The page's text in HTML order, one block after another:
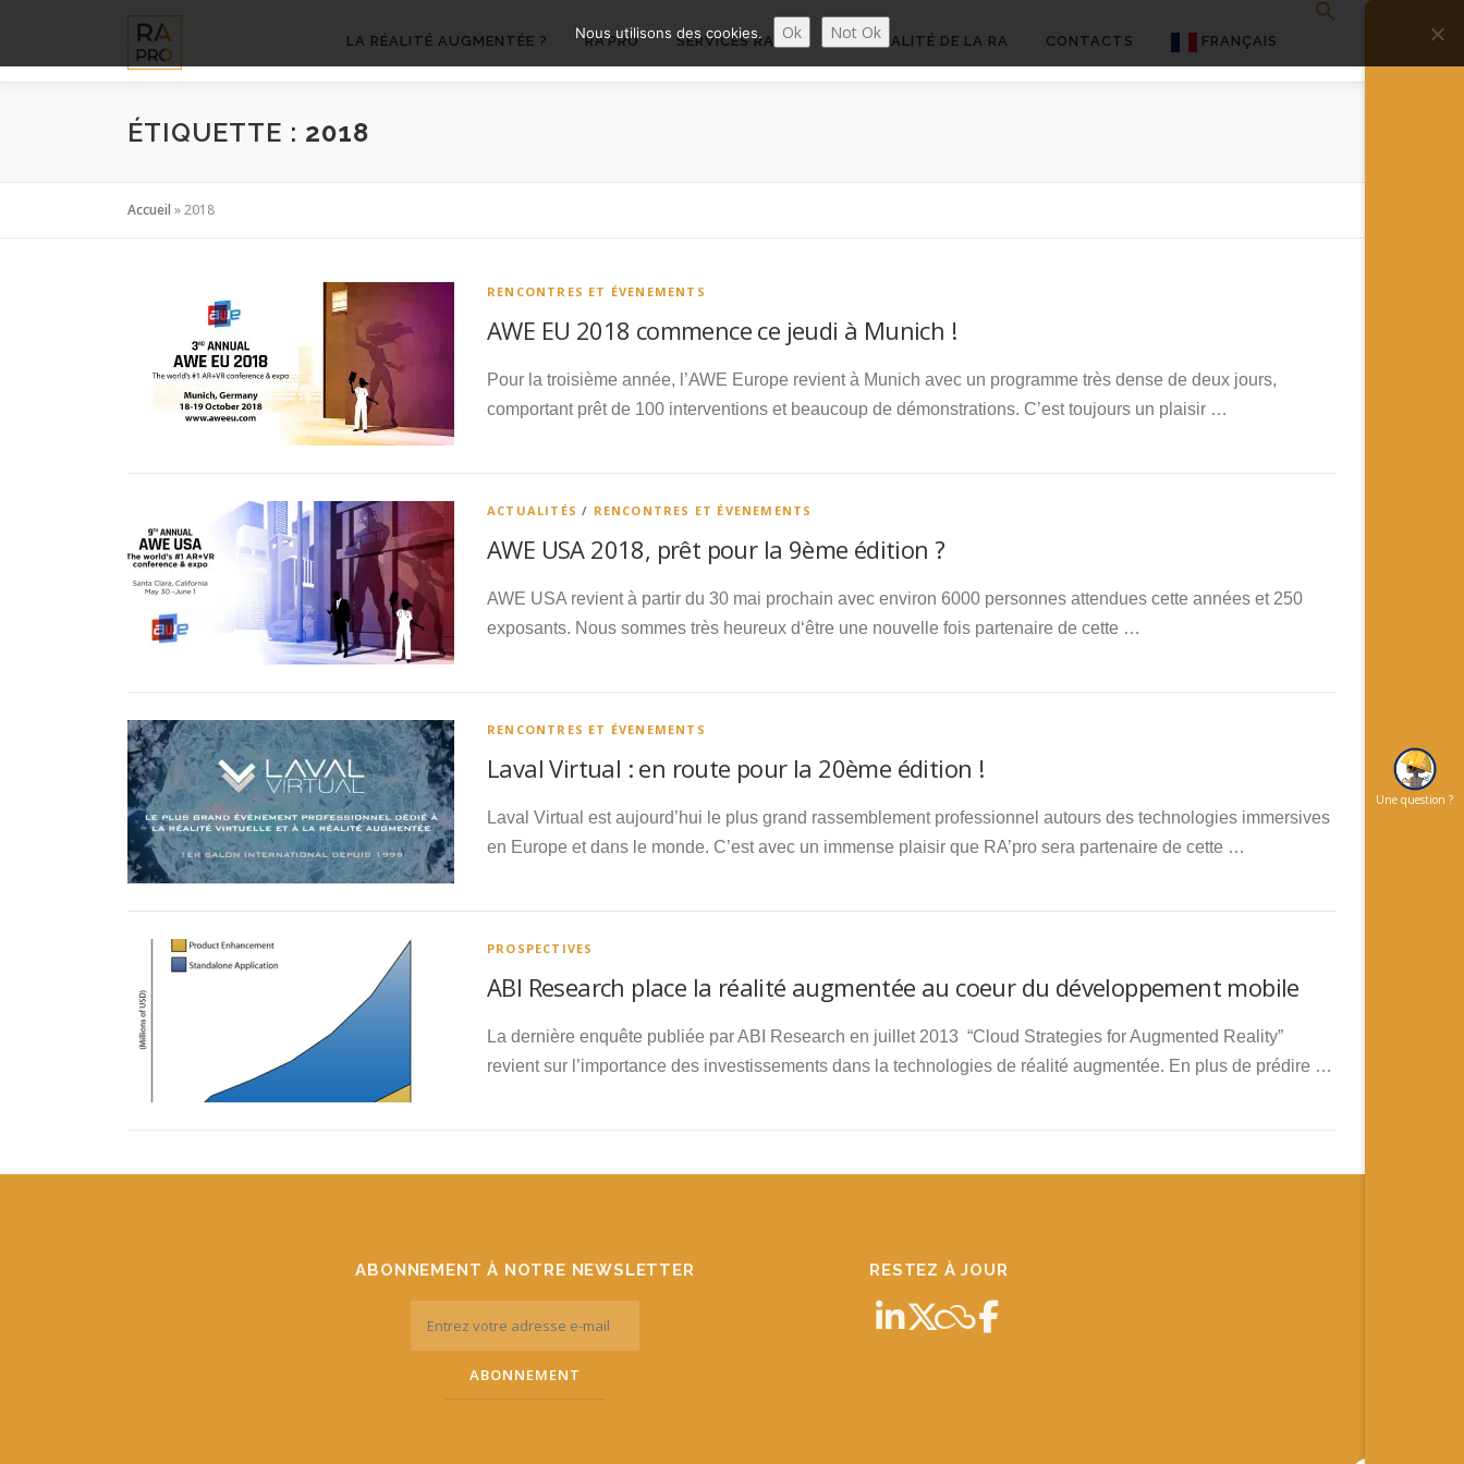
contenu
LA RÉALITÉ AUGMENTÉE ? RA’PRO SERVICES RA’PRO ACTUALITÉ DE LA RA CONTACTS FRANÇAIS
ÉTIQUETTE : 2018
Accueil »2018
RENCONTRES ET ÉVENEMENTS
AWE EU 2018 commence ce jeudi à Munich !
Pour la troisième année, l’AWE Europe revient à Munich avec un programme très dense de deux jours,
comportant prêt de 100 interventions et beaucoup de démonstrations. C’est toujours un plaisir …
ACTUALITÉS / RENCONTRES ET ÉVENEMENTS
AWE USA 2018, prêt pour la 9ème édition ?
AWE USA revient à partir du 30 mai prochain avec environ 6000 personnes attendues cette années et 250
exposants. Nous sommes très heureux d‘être une nouvelle fois partenaire de cette …
RENCONTRES ET ÉVENEMENTS
Laval Virtual : en route pour la 20ème édition !
Laval Virtual est aujourd’hui le plus grand rassemblement professionnel autours des technologies immersives
en Europe et dans le monde. C’est avec un immense plaisir que RA’pro sera partenaire de cette …
PROSPECTIVES
ABI Research place la réalité augmentée au coeur du développement mobile
La dernière enquête publiée par ABI Research en juillet 2013 “Cloud Strategies for Augmented Reality”
revient sur l’importance des investissements dans la technologies de réalité augmentée. En plus de prédire …
ABONNEMENT À NOTRE NEWSLETTER RESTEZ À JOUR
Une question ?
Nous utilisons des cookies. Ok Not Ok